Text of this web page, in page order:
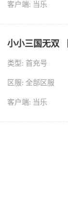
客户端: 当乐
小小三国无双
类型: 首充号
区服: 全部区服
客户端: 当乐